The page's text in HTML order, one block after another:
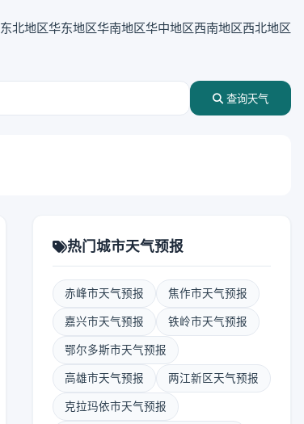
东北地区华东地区华南地区华中地区西南地区西北地区
查询天气
热门城市天气预报
赤峰市天气预报 焦作市天气预报
嘉兴市天气预报 铁岭市天气预报
鄂尔多斯市天气预报
高雄市天气预报 两江新区天气预报
克拉玛依市天气预报